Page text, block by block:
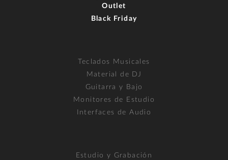
Outlet
Black Friday
Teclados Musicales
Material de DJ
Guitarra y Bajo
Monitores de Estudio
Interfaces de Audio
Estudio y Grabación